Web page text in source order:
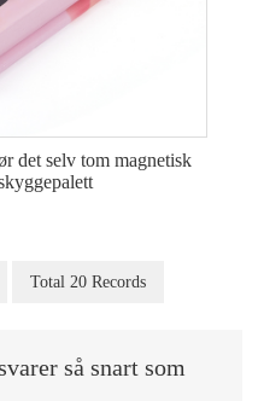
det selv tom magnetisk
Total 20 Records
så snart som